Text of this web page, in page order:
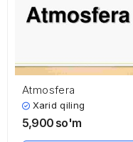
Atmosfera
Xarid qiling
5,900 so'm